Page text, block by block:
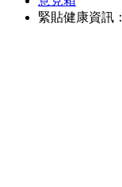
緊貼健康資訊：